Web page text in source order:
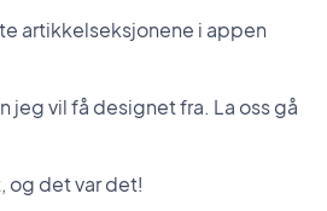
artikkelseksjonene i appen
jeg vil få designet fra. La oss gå
og det var det!